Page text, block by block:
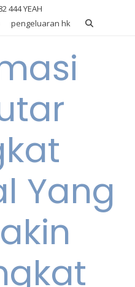
444 YEAH
pengeluaran hk
Yang